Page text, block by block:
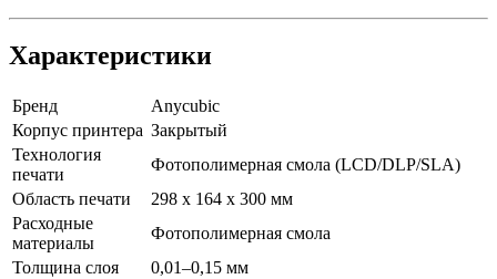
Характеристики
Бренд
Anycubic
Корпус принтера Закрытый
Технология
печати
Фотополимерная смола (LCD/DLP/SLA)
Область печати
298 х 164 х 300 мм
Расходные
материалы
Фотополимерная смола
Толщина слоя
0,01–0,15 мм